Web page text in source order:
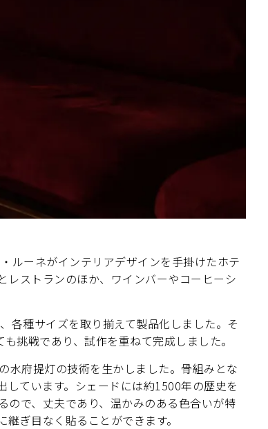
ルーネがインテリアデザインを手掛けたホテ
レストランのほか、ワインバーやコーヒーシ
各種サイズを取り揃えて製品化しました。そ
挑戦であり、試作を重ねて完成しました。
府提灯の技術を生かしました。骨組みとな
ています。シェードには約1500年の歴史を
ので、丈夫であり、温かみのある色合いが特
ぎ目なく貼ることができます。